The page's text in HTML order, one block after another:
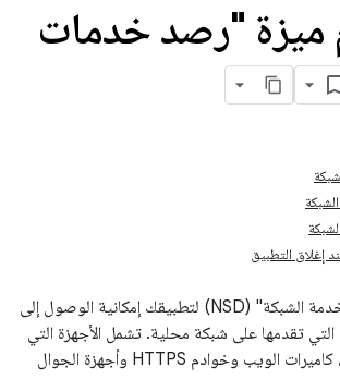
ميزة "رصد خدمات
إغلاق التطبيق
تتيح ميزة "اكتشاف خدمة الشبكة" (NSD) لتطبيقك إمكانية الوصول إلى
التي تقدمها على شبكة محلية. تشمل الأجهزة التي
تدعم NSD الطابعات، كاميرات الويب وخوادم HTTPS وأجهزة الجوال